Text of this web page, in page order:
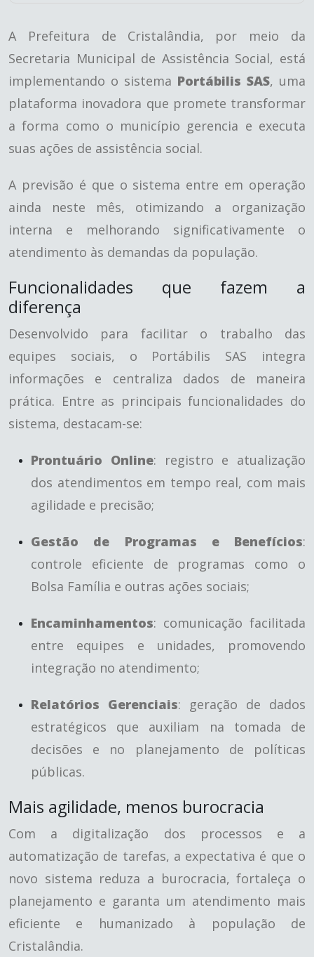
A Prefeitura de Cristalândia, por meio da
Secretaria Municipal de Assistência Social, está
implementando o sistema Portábilis SAS, uma
plataforma inovadora que promete transformar
a forma como o município gerencia e executa
suas ações de assistência social.
A previsão é que o sistema entre em operação
ainda neste mês, otimizando a organização
interna e melhorando significativamente o
atendimento às demandas da população.
Funcionalidades que fazem a
diferença
Desenvolvido para facilitar o trabalho das
equipes sociais, o Portábilis SAS integra
informações e centraliza dados de maneira
prática. Entre as principais funcionalidades do
sistema, destacam-se:
Prontuário Online: registro e atualização
dos atendimentos em tempo real, com mais
agilidade e precisão;
Gestão de Programas e Benefícios:
controle eficiente de programas como o
Bolsa Família e outras ações sociais;
Encaminhamentos: comunicação facilitada
entre equipes e unidades, promovendo
integração no atendimento;
Relatórios Gerenciais: geração de dados
estratégicos que auxiliam na tomada de
decisões e no planejamento de políticas
públicas.
Mais agilidade, menos burocracia
Com a digitalização dos processos e a
automatização de tarefas, a expectativa é que o
novo sistema reduza a burocracia, fortaleça o
planejamento e garanta um atendimento mais
eficiente e humanizado à população de
Cristalândia.